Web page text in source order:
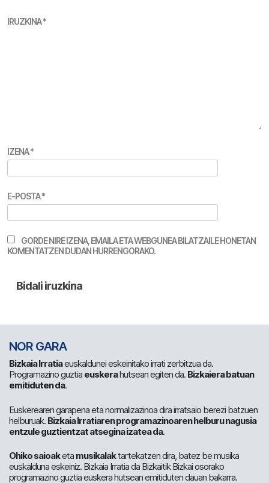
IRUZKINA*
IZENA*
E-POSTA*
GORDE NIRE IZENA, EMAILA ETA WEBGUNEA BILATZAILE HONETAN
KOMENTATZEN DUDAN HURRENGORAKO.
NOR GARA
Bizkaia Irratiaeuskaldunei eskeinitako irrati zerbitzua da.
Programazino guztia euskerahutsean egiten da. Bizkaiera batuan
emitiduten da.
Euskerearen garapena eta normalizazinoa dira irratsaio berezi batzuen
helburuak. Bizkaia Irratiaren programazinoaren helburu nagusia
entzule guztientzat atsegina izatea da.
Ohiko saioaketa musikalaktartekatzen dira, batez be musika
euskalduna eskeiniz. Bizkaia Irratia da Bizkaitik Bizkai osorako
programazino guztia euskera hutsean emitiduten dauan bakarra.